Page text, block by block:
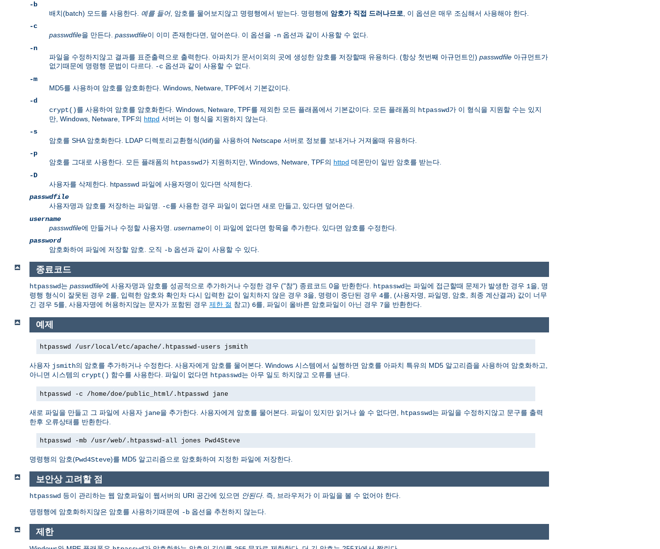
-b
배치(batch) 모드를 사용한다. 예를 들어, 암호를 물어보지않고 명령행에서 받는다. 명령행에 암호가 직접 드러나므로 , 이 옵션은 매우 조심해서 사용해야 한다.
-c
passwdfile을 만든다. passwdfile이 이미 존재한다면, 덮어쓴다. 이 옵션을 -n 옵션과 같이 사용할 수 없다.
-n
파일을 수정하지않고 결과를 표준출력으로 출력한다. 아파치가 문서이외의 곳에 생성한 암호를 저장할때 유용하다. (항상 첫번째 아규먼트인) passwdfile 아규먼트가
없기때문에 명령행 문법이 다르다.
-c 옵션과 같이 사용할 수 없다.
-m
MD5를 사용하여 암호를 암호화한다. Windows, Netware, TPF에서 기본값이다.
-d
crypt()를 사용하여 암호를 암호화한다. Windows, Netware, TPF를 제외한 모든 플래폼에서 기본값이다. 모든 플래폼의 htpasswd가 이 형식을 지원할 수는 있지
만, Windows, Netware, TPF의 httpd 서버는 이 형식을 지원하지 않는다.
-s
암호를 SHA 암호화한다. LDAP 디렉토리교환형식(ldif)을 사용하여 Netscape 서버로 정보를 보내거나 거져올때 유용하다.
-p
암호를 그대로 사용한다. 모든 플래폼의 htpasswd가 지원하지만, Windows, Netware, TPF의 httpd 데몬만이 일반 암호를 받는다.
-D
사용자를 삭제한다. htpasswd 파일에 사용자명이 있다면 삭제한다.
passwdfile
사용자명과 암호를 저장하는 파일명.
-c를 사용한 경우 파일이 없다면 새로 만들고, 있다면 덮어쓴다.
username
passwdfile에 만들거나 수정할 사용자명. username이 이 파일에 없다면 항목을 추가한다. 있다면 암호를 수정한다.
password
암호화하여 파일에 저장할 암호. 오직 -b 옵션과 같이 사용할 수 있다.
종료코드
htpasswd는 passwdfile에 사용자명과 암호를 성공적으로 추가하거나 수정한 경우 ("참") 종료코드 0을 반환한다. htpasswd는 파일에 접근할때 문제가 발생한 경우 1을, 명
령행 형식이 잘못된 경우 2를, 입력한 암호와 확인차 다시 입력한 값이 일치하지 않은 경우 3을, 명령이 중단된 경우 4를, (사용자명, 파일명, 암호, 최종 계산결과) 값이 너무
긴 경우 5를, 사용자명에 허용하지않는 문자가 포함된 경우 제한 절 참고) 6를, 파일이 올바른 암호파일이 아닌 경우 7을 반환한다.
예제
htpasswd /usr/local/etc/apache/.htpasswd-users jsmith
사용자 jsmith의 암호를 추가하거나 수정한다. 사용자에게 암호를 물어본다. Windows 시스템에서 실행하면 암호를 아파치 특유의 MD5 알고리즘을 사용하여 암호화하고,
아니면 시스템의 crypt() 함수를 사용한다. 파일이 없다면 htpasswd는 아무 일도 하지않고 오류를 낸다.
htpasswd -c /home/doe/public_html/.htpasswd jane
새로 파일을 만들고 그 파일에 사용자 jane을 추가한다. 사용자에게 암호를 물어본다. 파일이 있지만 읽거나 쓸 수 없다면, htpasswd는 파일을 수정하지않고 문구를 출력
한후 오류상태를 반환한다.
htpasswd -mb /usr/web/.htpasswd-all jones Pwd4Steve
명령행의 암호(Pwd4Steve)를 MD5 알고리즘으로 암호화하여 지정한 파일에 저장한다.
보안상 고려할 점
htpasswd 등이 관리하는 웹 암호파일이 웹서버의 URI 공간에 있으면 안된다. 즉, 브라우저가 이 파일을 볼 수 없어야 한다.
명령행에 암호화하지않은 암호를 사용하기때문에 -b 옵션을 추천하지 않는다.
제한